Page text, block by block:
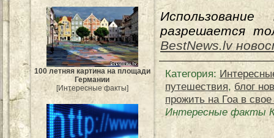
100 летняя картина на площади
Германии
[Интересные факты]
разрешается
BestNews.lv
Категория:
путешествия, блог
прожить на Гоа в
Интересные факты